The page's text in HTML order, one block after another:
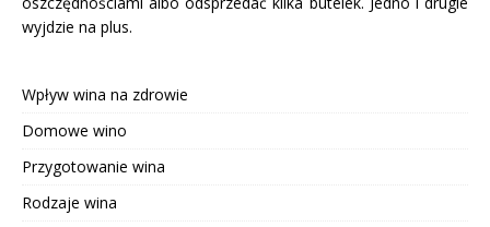
wyjdzie na plus.
Wpływ wina na zdrowie
Domowe wino
Przygotowanie wina
Rodzaje wina